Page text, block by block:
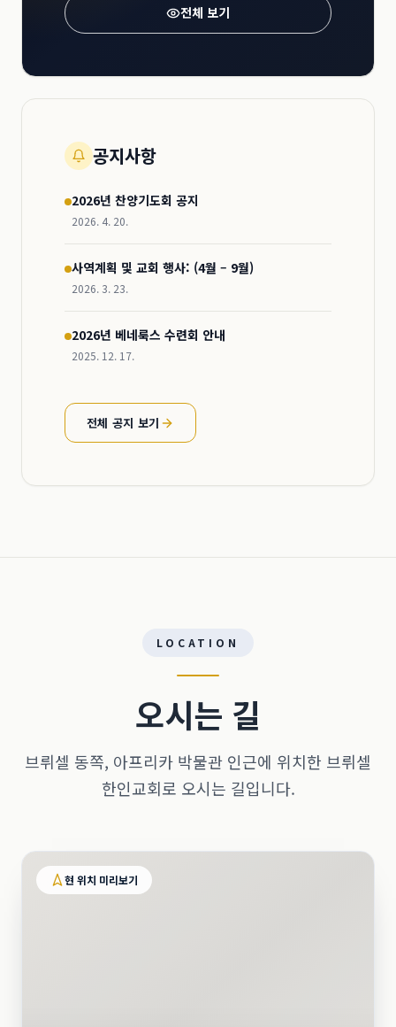
전체 보기
공지사항
2026년 찬양기도회 공지
2026. 4. 20.
사역계획 및 교회 행사: (4월 – 9월)
2026. 3. 23.
2026년 베네룩스 수련회 안내
2025. 12. 17.
전체 공지 보기
LOCATION
오시는 길
브뤼셀 동쪽, 아프리카 박물관 인근에 위치한 브뤼셀
한인교회로 오시는 길입니다.
현 위치 미리보기